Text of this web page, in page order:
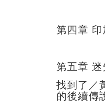
第四章
第五章
找到了／
的後續傳